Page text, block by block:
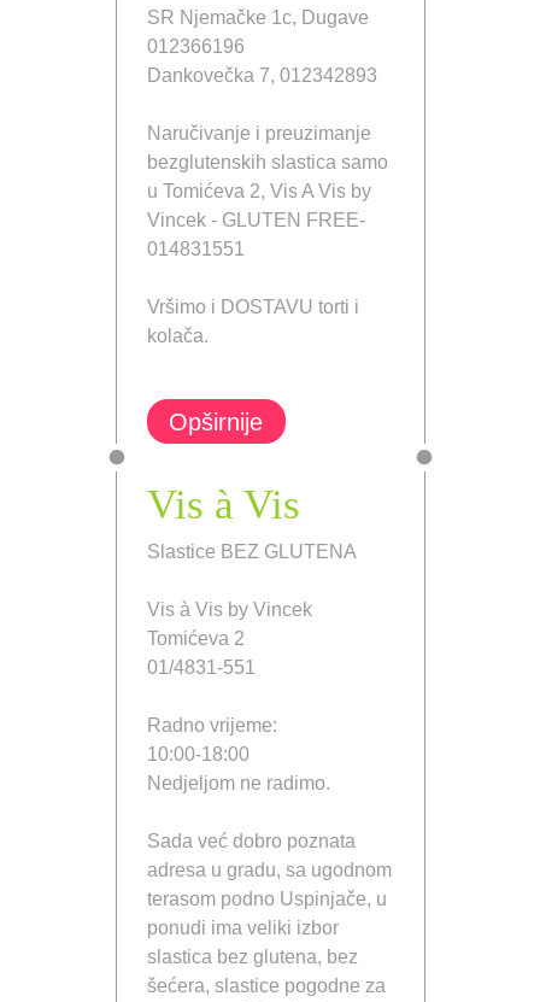
SR Njemačke 1c, Dugave
012366196
Dankovečka 7, 012342893
Naručivanje i preuzimanje
bezglutenskih slastica samo
u Tomićeva 2, Vis A Vis by
Vincek - GLUTEN FREE-
014831551
Vršimo i DOSTAVU torti i
kolača.
Opširnije
Vis à Vis
Slastice BEZ GLUTENA
Vis à Vis by Vincek
Tomićeva 2
01/4831-551
Radno vrijeme:
10:00-18:00
Nedjeljom ne radimo.
Sada već dobro poznata
adresa u gradu, sa ugodnom
terasom podno Uspinjače, u
ponudi ima veliki izbor
slastica bez glutena, bez
šećera, slastice pogodne za